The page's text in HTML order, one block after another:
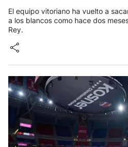
El equipo vitoriano ha vuelto a
a los blancos como hace dos
Rey.